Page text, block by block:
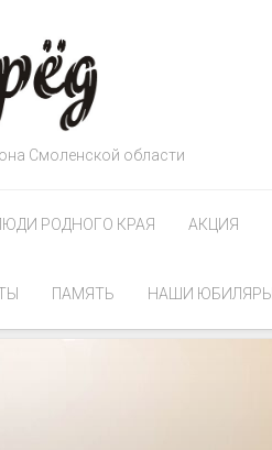
Смоленской области
РОДНОГО КРАЯ АКЦИЯ
ПАМЯТЬ НАШИ ЮБИЛЯРЫ